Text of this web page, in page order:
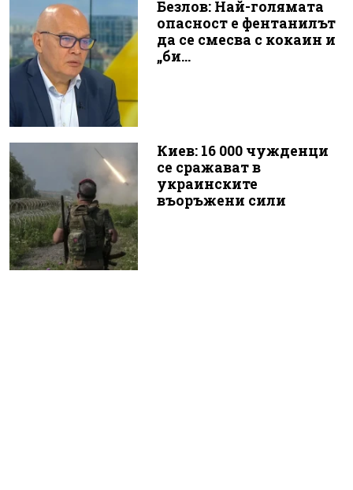
Безлов: Най-голямата
опасност е фентанилът
да се смесва с кокаин и
„би...
Киев: 16 000 чужденци
се сражават в
украинските
въоръжени сили